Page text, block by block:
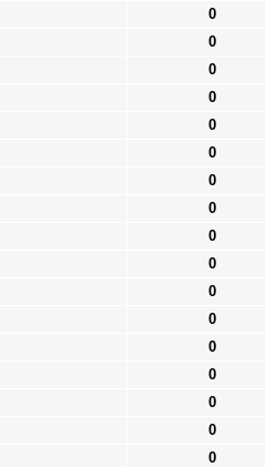
0
0
0
0
0
0
0
0
0
0
0
0
0
0
0
0
0